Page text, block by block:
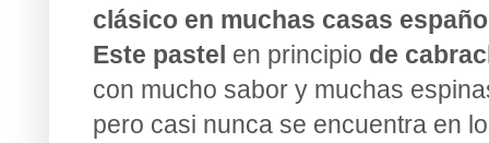
clásico en muchas casas
Este pastel en principio de
con mucho sabor y muchas
pero casi nunca se encuentra en